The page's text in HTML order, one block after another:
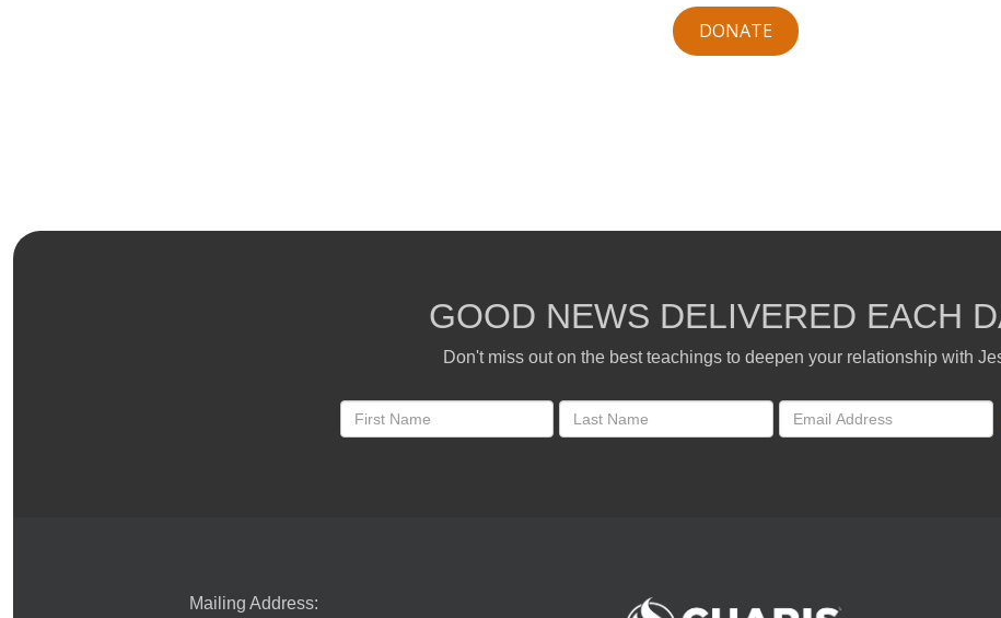
DONATE
GOOD NEWS DELIVERED EACH
Don't miss out on the best teachings to deepen your relationship with
Mailing Address: